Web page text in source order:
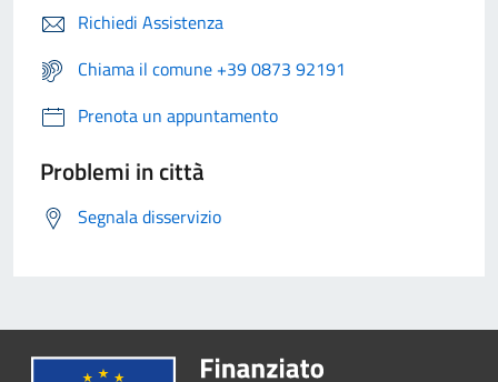
Richiedi Assistenza
Chiama il comune +39 0873 92191
Prenota un appuntamento
Problemi in città
Segnala disservizio